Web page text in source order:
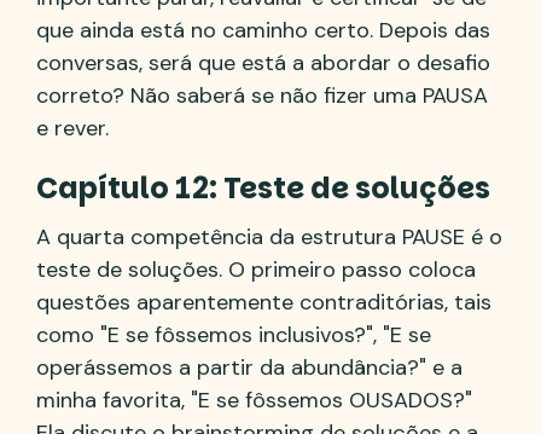
que ainda está no caminho certo. Depois das
conversas, será que está a abordar o desafio
correto? Não saberá se não fizer uma PAUSA
e rever.
Capítulo 12: Teste de soluções
A quarta competência da estrutura PAUSE é o
teste de soluções. O primeiro passo coloca
questões aparentemente contraditórias, tais
como "E se fôssemos inclusivos?", "E se
operássemos a partir da abundância?" e a
minha favorita, "E se fôssemos OUSADOS?"